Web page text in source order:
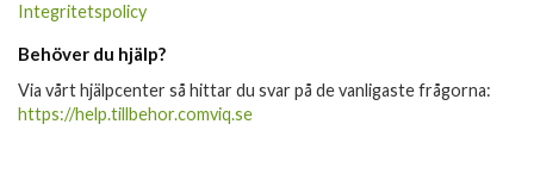
Integritetspolicy
Behöver du hjälp?
Via vårt hjälpcenter så hittar du svar på de vanligaste frågorna:
https://help.tillbehor.comviq.se